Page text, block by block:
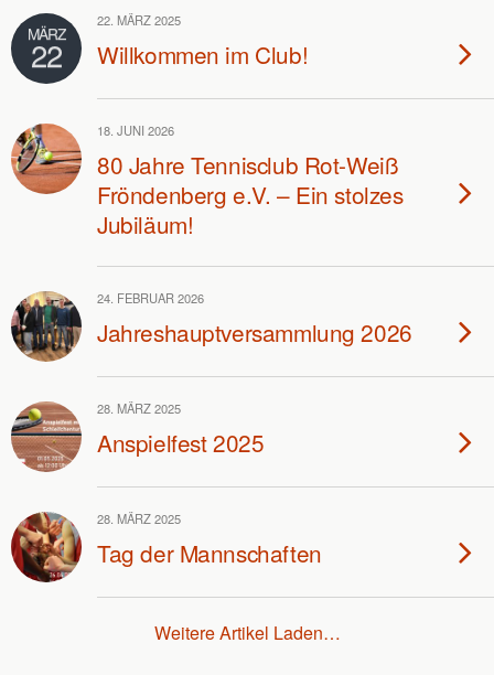
MÄRZ
22
22. MÄRZ 2025
Willkommen im Club!
18. JUNI 2026
80 Jahre Tennisclub Rot-Weiß
Fröndenberg e.V. – Ein stolzes
Jubiläum!
24. FEBRUAR 2026
Jahreshauptversammlung 2026
28. MÄRZ 2025
Anspielfest 2025
28. MÄRZ 2025
Tag der Mannschaften
Weitere Artikel Laden…